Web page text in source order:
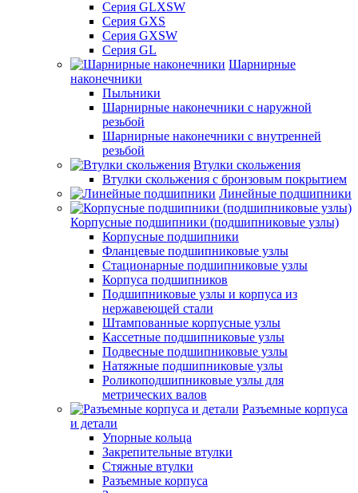
Серия GLXSW
Серия GXS
Серия GXSW
Серия GL
Шарнирные
наконечники
Пыльники
Шарнирные наконечники с наружной
резьбой
Шарнирные наконечники с внутренней
резьбой
Втулки скольжения
Втулки скольжения с бронзовым покрытием
Линейные подшипники
Корпусные подшипники (подшипниковые узлы)
Корпусные подшипники
Фланцевые подшипниковые узлы
Стационарные подшипниковые узлы
Корпуса подшипников
Подшипниковые узлы и корпуса из
нержавеющей стали
Штампованные корпусные узлы
Кассетные подшипниковые узлы
Подвесные подшипниковые узлы
Натяжные подшипниковые узлы
Роликоподшипниковые узлы для
метрических валов
Разъемные корпуса
и детали
Упорные кольца
Закрепительные втулки
Стяжные втулки
Разъемные корпуса